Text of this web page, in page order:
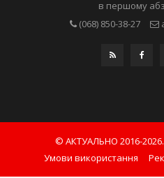
в першому
(068) 850-38-27
© АКТУАЛЬНО 2016-
Умови використання